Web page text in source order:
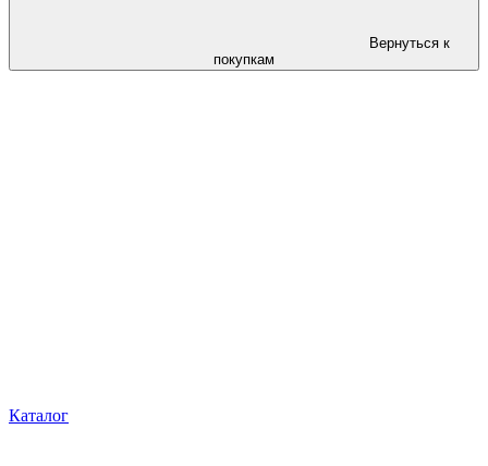
Вернуться к
покупкам
Каталог